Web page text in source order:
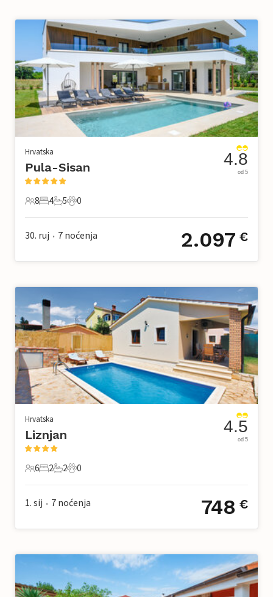
Hrvatska
Pula-Sisan
8 Gosti
8
4 Spavaće sobe
4
5 Kupaonice
5
0 Kućni ljubimac
0
4.8
od 5
30. ruj • 7 noćenja 2.097 €
Hrvatska
Liznjan
6 Gosti
6
2 Spavaće sobe
2
2 Kupaonice
2
0 Kućni ljubimac
0
4.5
od 5
1. sij • 7 noćenja 748 €